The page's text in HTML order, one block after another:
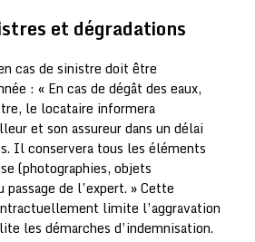
et dégradations
cas de sinistre doit être
: « En cas de dégât des eaux,
le locataire informera
et son assureur dans un délai
Il conservera tous les éléments
(photographies, objets
passage de l’expert. » Cette
limite l’aggravation
les démarches d’indemnisation.